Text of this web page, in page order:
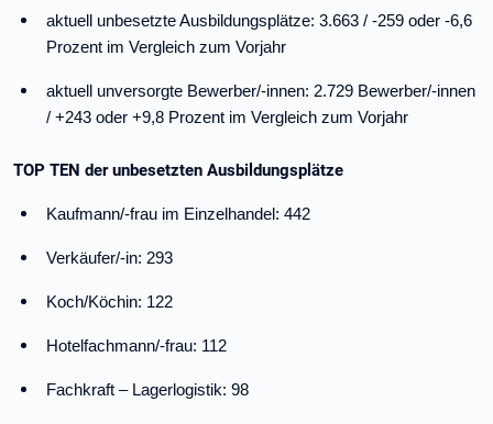
aktuell unbesetzte Ausbildungsplätze: 3.663 / -259 oder -6,6
Prozent im Vergleich zum Vorjahr
aktuell unversorgte Bewerber/-innen: 2.729 Bewerber/-innen
/ +243 oder +9,8 Prozent im Vergleich zum Vorjahr
TOP TEN der unbesetzten Ausbildungsplätze
Kaufmann/-frau im Einzelhandel: 442
Verkäufer/-in: 293
Koch/Köchin: 122
Hotelfachmann/-frau: 112
Fachkraft – Lagerlogistik: 98